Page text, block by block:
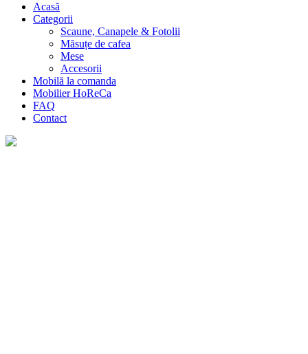
Acasă
Categorii
Scaune, Canapele & Fotolii
Măsuțe de cafea
Mese
Accesorii
Mobilă la comanda
Mobilier HoReCa
FAQ
Contact